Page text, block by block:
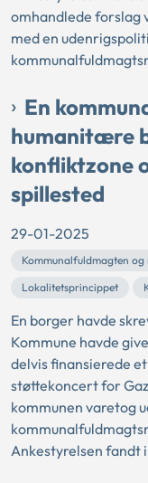
omhandlede forslag
med en
En
humanitære
konfliktzone
spillested
29-01-2025
Kommunalfuldmagten
Lokalitetsprincippet
En borger havde
Kommune havde
delvis finansierede
støttekoncert for
kommunen varetog
Ankestyrelsen fandt